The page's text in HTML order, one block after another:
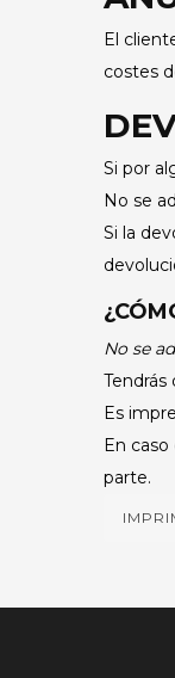
El
costes
Si por
No se
Si la
No se
Tendrás
Es
En
parte.